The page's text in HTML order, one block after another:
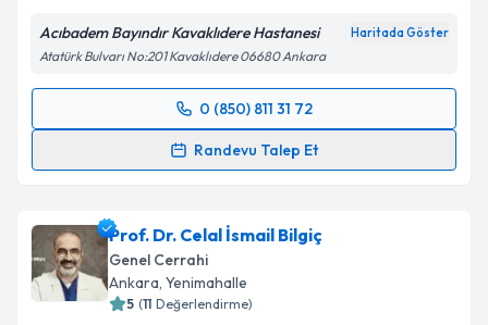
Acıbadem Bayındır Kavaklıdere Hastanesi Haritada Göster
Atatürk Bulvarı No:201 Kavaklıdere 06680 Ankara
0 (850) 811 31 72
Randevu Talep Et
Randevu Takvimi Talebi
takvim hazırlandığında e-posta ile bilgilendireceğiz.
E-posta Adresiniz
Prof. Dr. Celal İsmail Bilgiç
Genel Cerrahi
Ankara, Yenimahalle
5 (11 Değerlendirme)